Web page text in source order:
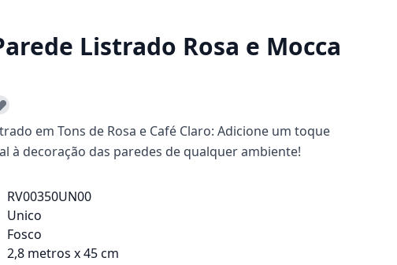
Listrado Rosa e Mocca
em Tons de Rosa e Café Claro: Adicione um toque
à decoração das paredes de qualquer ambiente!
RV00350UN00
Unico
Fosco
2,8 metros x 45 cm